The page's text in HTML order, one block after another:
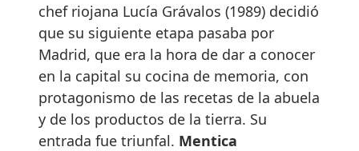
chef riojana Lucía Grávalos (1989) decidió
que su siguiente etapa pasaba por
Madrid, que era la hora de dar a conocer
en la capital su cocina de memoria, con
protagonismo de las recetas de la abuela
y de los productos de la tierra. Su
entrada fue triunfal. Mentica